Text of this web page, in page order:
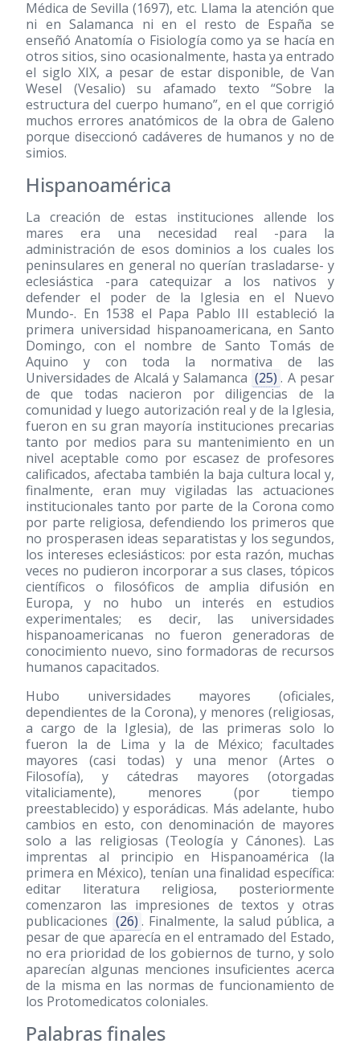
Médica de Sevilla (1697), etc. Llama la atención que
ni en Salamanca ni en el resto de España se
enseñó Anatomía o Fisiología como ya se hacía en
otros sitios, sino ocasionalmente, hasta ya entrado
el siglo XIX, a pesar de estar disponible, de Van
Wesel (Vesalio) su afamado texto “Sobre la
estructura del cuerpo humano”, en el que corrigió
muchos errores anatómicos de la obra de Galeno
porque diseccionó cadáveres de humanos y no de
simios.
Hispanoamérica
La creación de estas instituciones allende los
mares era una necesidad real -para la
administración de esos dominios a los cuales los
peninsulares en general no querían trasladarse- y
eclesiástica -para catequizar a los nativos y
defender el poder de la Iglesia en el Nuevo
Mundo-. En 1538 el Papa Pablo III estableció la
primera universidad hispanoamericana, en Santo
Domingo, con el nombre de Santo Tomás de
Aquino y con toda la normativa de las
Universidades de Alcalá y Salamanca (25) . A pesar
de que todas nacieron por diligencias de la
comunidad y luego autorización real y de la Iglesia,
fueron en su gran mayoría instituciones precarias
tanto por medios para su mantenimiento en un
nivel aceptable como por escasez de profesores
calificados, afectaba también la baja cultura local y,
finalmente, eran muy vigiladas las actuaciones
institucionales tanto por parte de la Corona como
por parte religiosa, defendiendo los primeros que
no prosperasen ideas separatistas y los segundos,
los intereses eclesiásticos: por esta razón, muchas
veces no pudieron incorporar a sus clases, tópicos
científicos o filosóficos de amplia difusión en
Europa, y no hubo un interés en estudios
experimentales; es decir, las universidades
hispanoamericanas no fueron generadoras de
conocimiento nuevo, sino formadoras de recursos
humanos capacitados.
Hubo universidades mayores (oficiales,
dependientes de la Corona), y menores (religiosas,
a cargo de la Iglesia), de las primeras solo lo
fueron la de Lima y la de México; facultades
mayores (casi todas) y una menor (Artes o
Filosofía), y cátedras mayores (otorgadas
vitaliciamente), menores (por tiempo
preestablecido) y esporádicas. Más adelante, hubo
cambios en esto, con denominación de mayores
solo a las religiosas (Teología y Cánones). Las
imprentas al principio en Hispanoamérica (la
primera en México), tenían una finalidad específica:
editar literatura religiosa, posteriormente
comenzaron las impresiones de textos y otras
publicaciones (26) . Finalmente, la salud pública, a
pesar de que aparecía en el entramado del Estado,
no era prioridad de los gobiernos de turno, y solo
aparecían algunas menciones insuficientes acerca
de la misma en las normas de funcionamiento de
los Protomedicatos coloniales.
Palabras finales